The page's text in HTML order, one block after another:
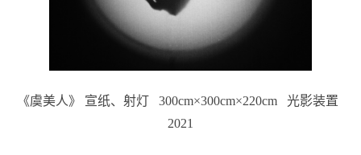
《虞美人》 宣纸、射灯 300cm×300cm×220cm 光影装置
2021